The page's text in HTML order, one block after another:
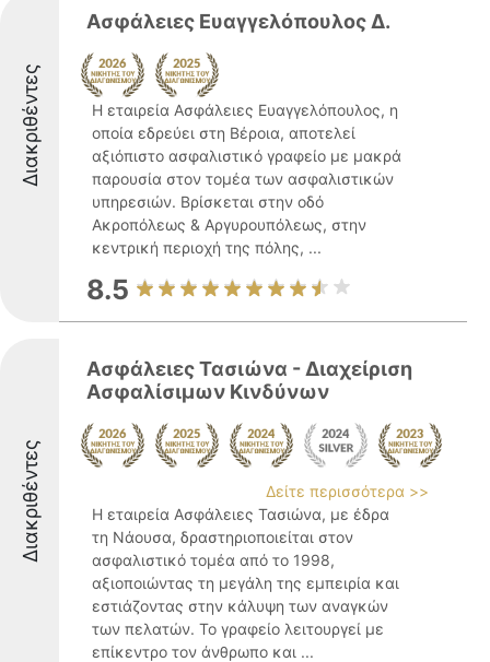
Διακριθέντες
Ασφάλειες Ευαγγελόπουλος Δ.
Η εταιρεία Ασφάλειες Ευαγγελόπουλος, η
οποία εδρεύει στη Βέροια, αποτελεί
αξιόπιστο ασφαλιστικό γραφείο με μακρά
παρουσία στον τομέα των ασφαλιστικών
υπηρεσιών. Βρίσκεται στην οδό
Ακροπόλεως & Αργυρουπόλεως, στην
κεντρική περιοχή της πόλης, ...
8.5
Διακριθέντες
Ασφάλειες Τασιώνα - Διαχείριση
Ασφαλίσιμων Κινδύνων
Δείτε περισσότερα >>
Η εταιρεία Ασφάλειες Τασιώνα, με έδρα
τη Νάουσα, δραστηριοποιείται στον
ασφαλιστικό τομέα από το 1998,
αξιοποιώντας τη μεγάλη της εμπειρία και
εστιάζοντας στην κάλυψη των αναγκών
των πελατών. Το γραφείο λειτουργεί με
επίκεντρο τον άνθρωπο και ...